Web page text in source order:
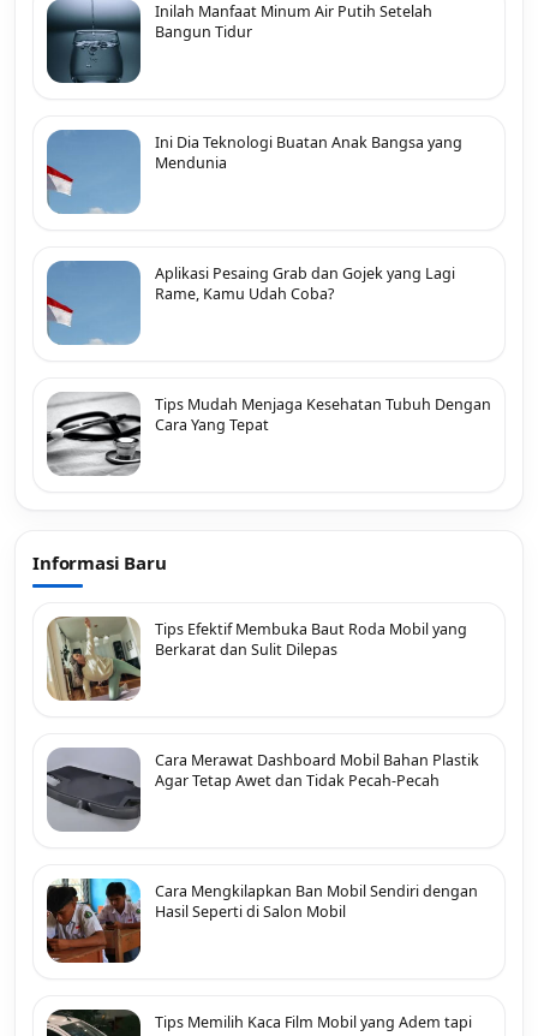
Inilah Manfaat Minum Air Putih Setelah
Bangun Tidur
Ini Dia Teknologi Buatan Anak Bangsa yang
Mendunia
Aplikasi Pesaing Grab dan Gojek yang Lagi
Rame, Kamu Udah Coba?
Tips Mudah Menjaga Kesehatan Tubuh Dengan
Cara Yang Tepat
Informasi Baru
Tips Efektif Membuka Baut Roda Mobil yang
Berkarat dan Sulit Dilepas
Cara Merawat Dashboard Mobil Bahan Plastik
Agar Tetap Awet dan Tidak Pecah-Pecah
Cara Mengkilapkan Ban Mobil Sendiri dengan
Hasil Seperti di Salon Mobil
Tips Memilih Kaca Film Mobil yang Adem tapi